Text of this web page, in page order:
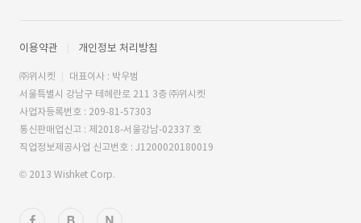
이용약관 개인정보 처리방침
㈜위시켓
대표이사 : 박우범
서울특별시 강남구 테헤란로 211 3층 ㈜위시켓
사업자등록번호 : 209-81-57303
통신판매업신고 : 제2018-서울강남-02337 호
직업정보제공사업 신고번호 : J1200020180019
© 2013 Wishket Corp.